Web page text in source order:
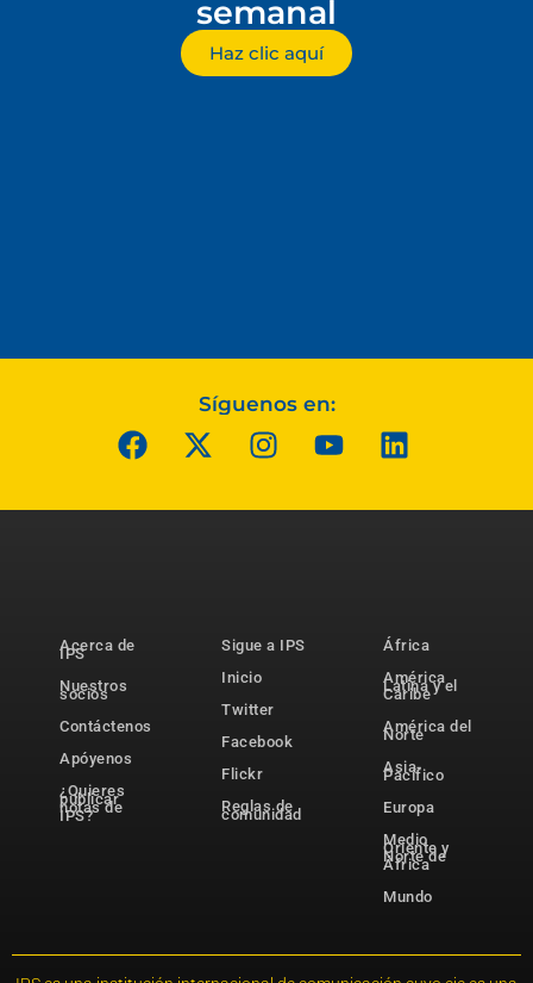
semanal
Haz clic aquí
Síguenos en:
Acerca de
IPS
Nuestros
socios
Contáctenos
Apóyenos
¿Quieres
publicar
notas de
IPS?
Sigue a IPS
Inicio
Twitter
Facebook
Flickr
Reglas de
comunidad
África
América
Latina y el
Caribe
América del
Norte
Asia-
Pacífico
Europa
Medio
Oriente y
Norte de
África
Mundo